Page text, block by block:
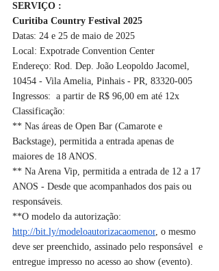
SERVIÇO :
Curitiba Country Festival 2025
Datas: 24 e 25 de maio de 2025
Local: Expotrade Convention Center
Endereço: Rod. Dep. João Leopoldo Jacomel,
10454 - Vila Amelia, Pinhais - PR, 83320-005
Ingressos:  a partir de R$ 96,00 em até 12x
Classificação:
** Nas áreas de Open Bar (Camarote e
Backstage), permitida a entrada apenas de
maiores de 18 ANOS.
** Na Arena Vip, permitida a entrada de 12 a 17
ANOS - Desde que acompanhados dos pais ou
responsáveis.
**O modelo da autorização:
http://bit.ly/modeloautorizacaomenor, o mesmo
deve ser preenchido, assinado pelo responsável  e
entregue impresso no acesso ao show (evento).